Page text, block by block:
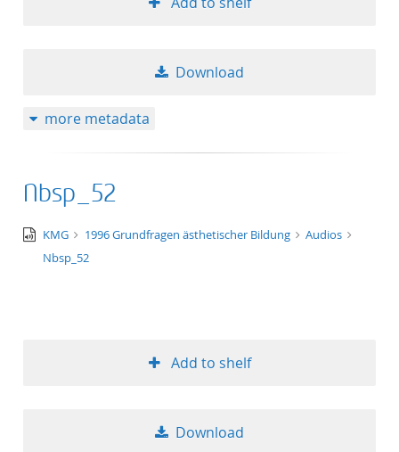
Download
more metadata
Nbsp_52
audio/x-
wav
KMG 1996 Grundfragen ästhetischer Bildung
Audios
Nbsp_52
Add to shelf
Download